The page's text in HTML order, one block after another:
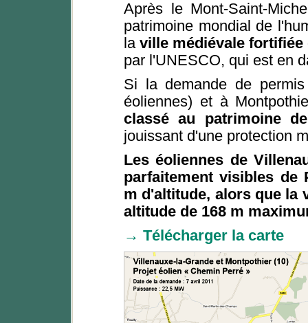
Après le Mont-Saint-
patrimoine mondial de
la ville médiévale fortifiée
par l'UNESCO, qui est en
Si la demande de
éoliennes) et à
classé au patrimoine
jouissant d'une protection
Les éoliennes de
parfaitement visibles de
m d'altitude, alors que la
altitude de 168 m
→ Télécharger la carte